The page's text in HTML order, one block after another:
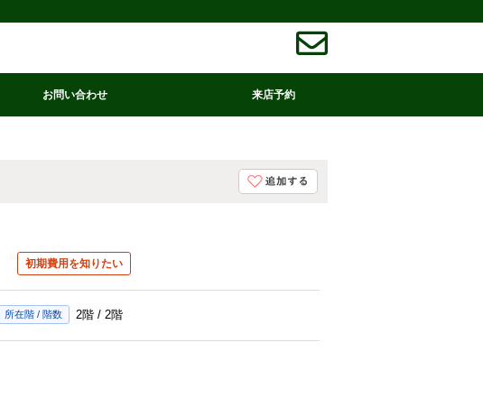
お問い合わせ 来店予約
初期費用を知りたい
所在階 / 階数 2階 / 2階